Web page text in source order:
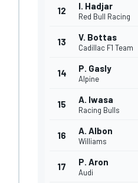
12 I. Hadjar
Red Bull Racing
13 V. Bottas
Cadillac F1 Team
14 P. Gasly
Alpine
15 A. Iwasa
Racing Bulls
16 A. Albon
Williams
17 P. Aron
Audi